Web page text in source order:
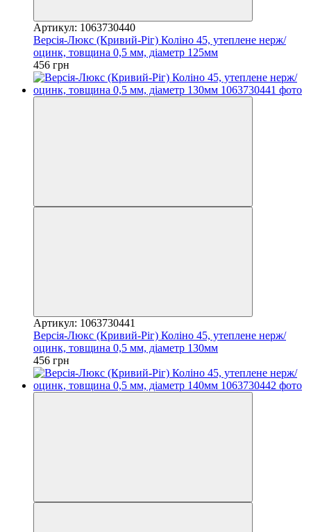
Артикул: 1063730440
Версія-Люкс (Кривий-Ріг) Коліно 45, утеплене нерж/
оцинк, товщина 0,5 мм, діаметр 125мм
456 грн
Артикул: 1063730441
Версія-Люкс (Кривий-Ріг) Коліно 45, утеплене нерж/
оцинк, товщина 0,5 мм, діаметр 130мм
456 грн